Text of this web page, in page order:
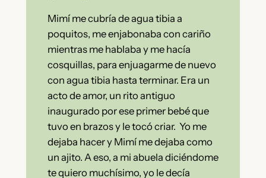
Mimí me cubría de agua tibia a
poquitos, me enjabonaba con cariño
mientras me hablaba y me hacía
cosquillas, para enjuagarme de nuevo
con agua tibia hasta terminar. Era un
acto de amor, un rito antiguo
inaugurado por ese primer bebé que
tuvo en brazos y le tocó criar. Yo me
dejaba hacer y Mimí me dejaba como
un ajito. A eso, a mi abuela diciéndome
te quiero muchísimo, yo le decía